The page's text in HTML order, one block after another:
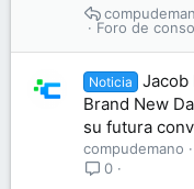
Foro de
Noticia
Jacob
Brand New
su futura
compudemano
0